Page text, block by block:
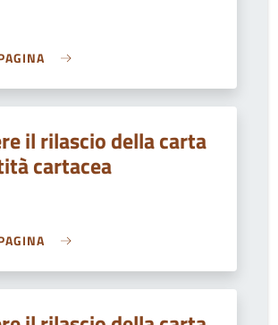
il rilascio della carta
cartacea